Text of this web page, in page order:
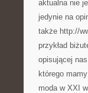
aktualna nie
jedynie na
także http://
przykład
opisującej
którego
moda w XXI